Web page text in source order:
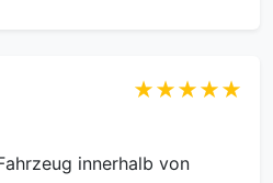
★★★★★
innerhalb von